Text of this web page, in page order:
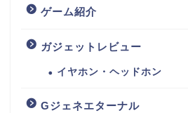
ゲーム紹介
ガジェットレビュー
イヤホン・ヘッドホン
Gジェネエターナル